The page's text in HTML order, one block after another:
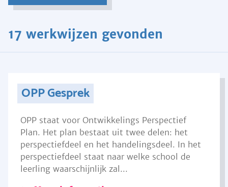
17 werkwijzen gevonden
OPP Gesprek
OPP staat voor Ontwikkelings Perspectief
Plan. Het plan bestaat uit twee delen: het
perspectiefdeel en het handelingsdeel. In het
perspectiefdeel staat naar welke school de
leerling waarschijnlijk zal...